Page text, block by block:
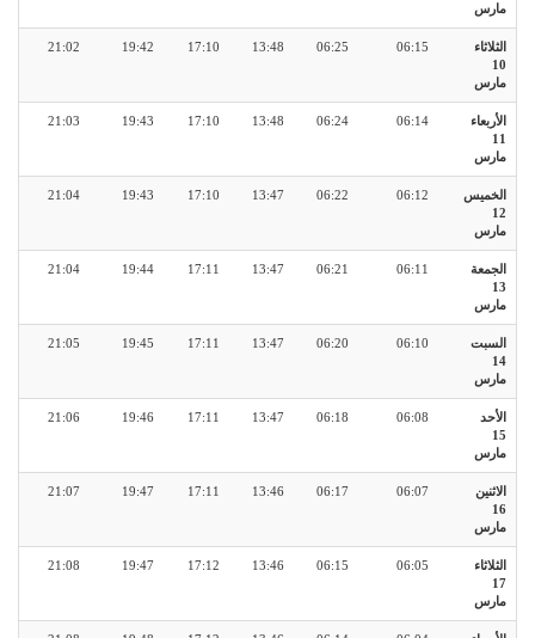
مارس
الثلاثاء
10
مارس
06:15
06:25
13:48
17:10
19:42
21:02
الأربعاء
11
مارس
06:14
06:24
13:48
17:10
19:43
21:03
الخميس
12
مارس
06:12
06:22
13:47
17:10
19:43
21:04
الجمعة
13
مارس
06:11
06:21
13:47
17:11
19:44
21:04
السبت
14
مارس
06:10
06:20
13:47
17:11
19:45
21:05
الأحد
15
مارس
06:08
06:18
13:47
17:11
19:46
21:06
الاثنين
16
مارس
06:07
06:17
13:46
17:11
19:47
21:07
الثلاثاء
17
مارس
06:05
06:15
13:46
17:12
19:47
21:08